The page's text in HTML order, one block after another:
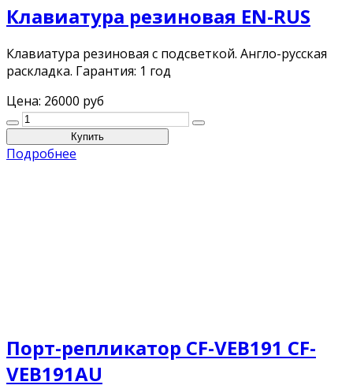
Клавиатура резиновая EN-RUS
Клавиатура резиновая с подсветкой. Англо-русская
раскладка. Гарантия: 1 год
Цена: 26000 руб
Подробнее
Порт-репликатор CF-VEB191 CF-
VEB191AU